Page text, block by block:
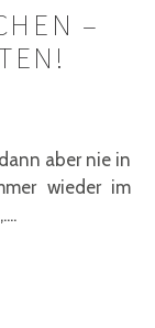
–
aber nie in
wieder im